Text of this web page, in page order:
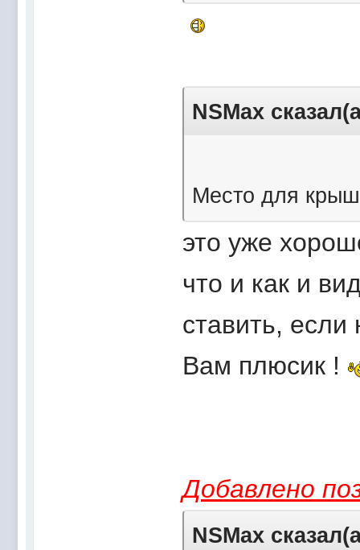
NSMax
Место для
это уже
что и как и
ставить, если
Вам плюсик !
Добавлено
NSMax